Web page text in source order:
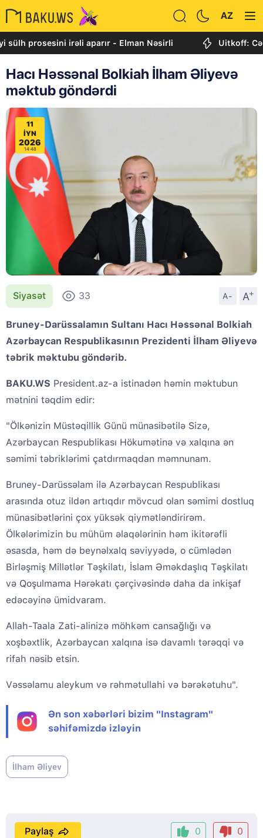
AZ
irəli aparır - Elman Nəsirli Uitkoff: Cənubi
Hacı Həssənal Bolkiah İlham Əliyevə
məktub göndərdi
11
IYN
2026
14:48
Siyasət 33 A- A
+
Bruney-Darüssalamın Sultanı Hacı Həssənal Bolkiah
Azərbaycan Respublikasının Prezidenti İlham Əliyevə
təbrik məktubu göndərib.
BAKU.WS President.az-a istinadən həmin məktubun
mətnini təqdim edir:
"Ölkənizin Müstəqillik Günü münasibətilə Sizə,
Azərbaycan Respublikası Hökumətinə və xalqına ən
səmimi təbriklərimi çatdırmaqdan məmnunam.
Bruney-Darüssəlam ilə Azərbaycan Respublikası
arasında otuz ildən artıqdır mövcud olan səmimi dostluq
münasibətlərini çox yüksək qiymətləndirirəm.
Ölkələrimizin bu mühüm əlaqələrinin həm ikitərəfli
əsasda, həm də beynəlxalq səviyyədə, o cümlədən
Birləşmiş Millətlər Təşkilatı, İslam Əməkdaşlıq Təşkilatı
və Qoşulmama Hərəkatı çərçivəsində daha da inkişaf
edəcəyinə ümidvaram.
Allah-Taala Zati-alinizə möhkəm cansağlığı və
xoşbəxtlik, Azərbaycan xalqına isə davamlı tərəqqi və
rifah nəsib etsin.
Vəssəlamu aleykum və rəhmətullahi və bərəkətuhu".
Ən son xəbərləri bizim "Instagram"
səhifəmizdə izləyin
İlham Əliyev
0 0
Paylaş